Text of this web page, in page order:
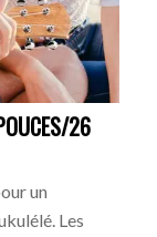
26
un
Les